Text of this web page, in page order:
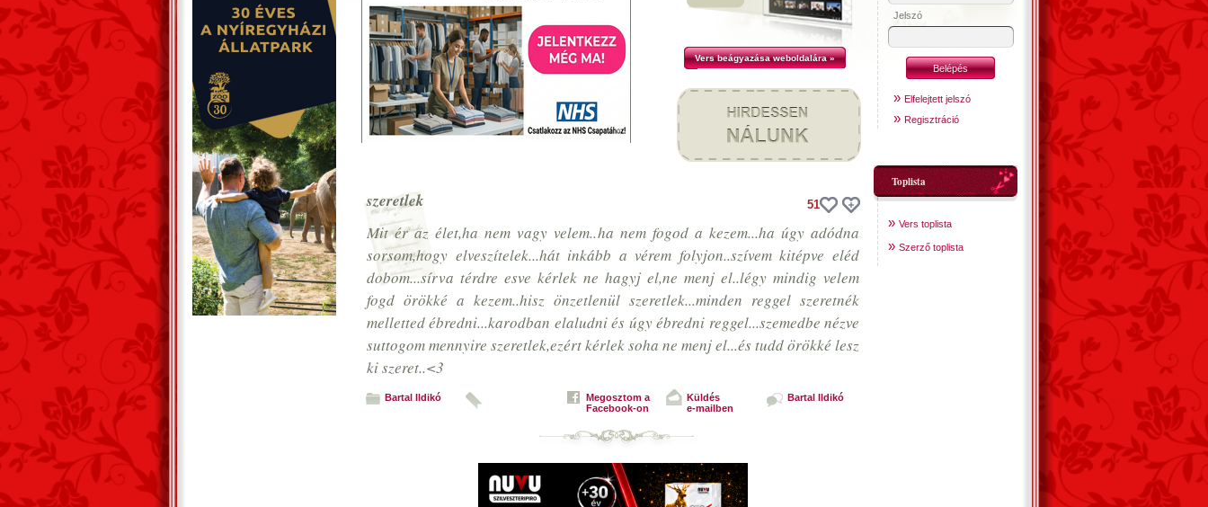
Vers beágyazása weboldalára »
szeretlek 51
Mit ér az élet,ha nem vagy velem..ha nem fogod a kezem...ha úgy adódna
sorsom,hogy elveszítelek...hát inkább a vérem folyjon..szívem kitépve eléd
dobom...sírva térdre esve kérlek ne hagyj el,ne menj el..légy mindig velem
fogd örökké a kezem..hisz önzetlenül szeretlek...minden reggel szeretnék
melletted ébredni...karodban elaludni és úgy ébredni reggel...szemedbe nézve
suttogom mennyire szeretlek,ezért kérlek soha ne menj el...és tudd örökké lesz
ki szeret..<3
Bartal Ildikó
Megosztom a
Facebook-on
Küldés
e-mailben
Bartal Ildikó
Jelszó
» Elfelejtett jelszó
» Regisztráció
Toplista
» Vers toplista
» Szerző toplista